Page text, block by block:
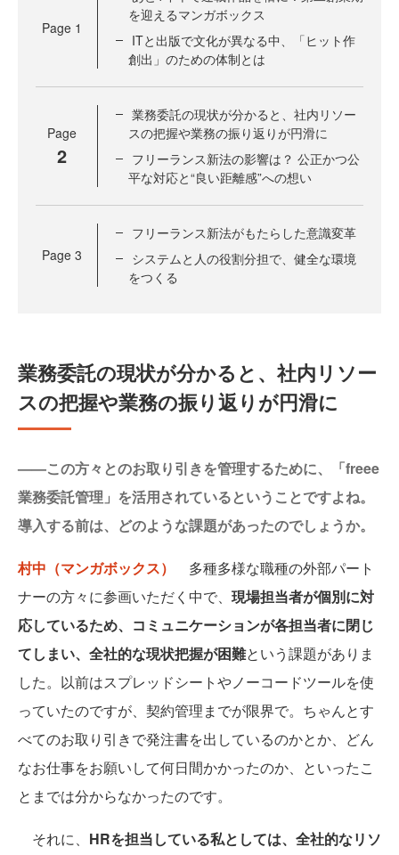
Page 1
を迎えるマンガボックス
ITと出版で文化が異なる中、「ヒット作
創出」のための体制とは
Page
2
業務委託の現状が分かると、社内リソー
スの把握や業務の振り返りが円滑に
フリーランス新法の影響は？ 公正かつ公
平な対応と“良い距離感”への想い
Page 3
フリーランス新法がもたらした意識変革
システムと人の役割分担で、健全な環境
をつくる
業務委託の現状が分かると、社内リソー
スの把握や業務の振り返りが円滑に
——この方々とのお取り引きを管理するために、「freee
業務委託管理」を活用されているということですよね。
導入する前は、どのような課題があったのでしょうか。
村中（マンガボックス）
多種多様な職種の外部パート
ナーの方々に参画いただく中で、 現場担当者が個別に対
応しているため、コミュニケーションが各担当者に閉じ
てしまい、全社的な現状把握が困難という課題がありま
した。以前はスプレッドシートやノーコードツールを使
っていたのですが、契約管理までが限界で。ちゃんとす
べてのお取り引きで発注書を出しているのかとか、どん
なお仕事をお願いして何日間かかったのか、といったこ
とまでは分からなかったのです。
それに、 HRを担当している私としては、全社的なリソ